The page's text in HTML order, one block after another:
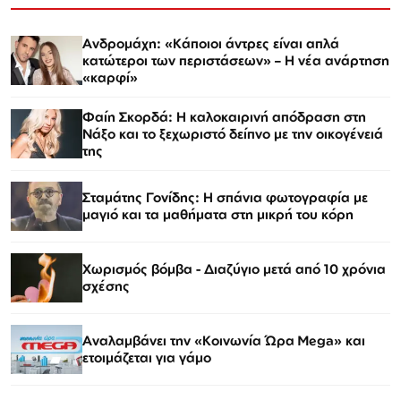
Ανδρομάχη: «Κάποιοι άντρες είναι απλά
κατώτεροι των περιστάσεων» – Η νέα ανάρτηση
«καρφί»
Φαίη Σκορδά: Η καλοκαιρινή απόδραση στη
Νάξο και το ξεχωριστό δείπνο με την οικογένειά
της
Σταμάτης Γονίδης: Η σπάνια φωτογραφία με
μαγιό και τα μαθήματα στη μικρή του κόρη
Χωρισμός βόμβα - Διαζύγιο μετά από 10 χρόνια
σχέσης
Αναλαμβάνει την «Κοινωνία Ώρα Mega» και
ετοιμάζεται για γάμο